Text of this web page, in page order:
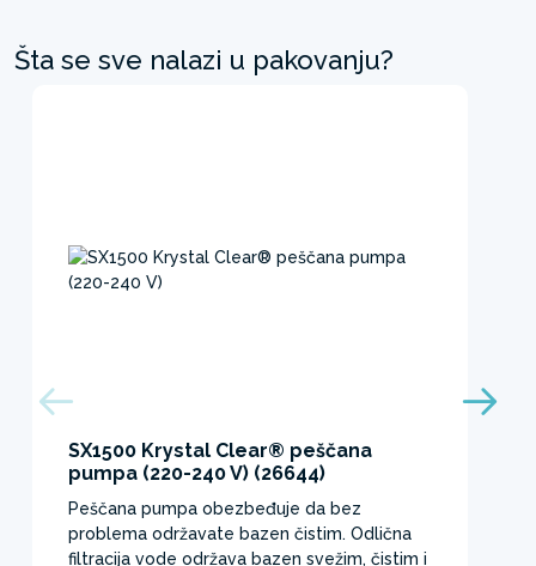
Šta se sve nalazi u pakovanju?
SX1500 Krystal Clear® peščana
pumpa (220-240 V) (26644)
Peščana pumpa obezbeđuje da bez
problema održavate bazen čistim. Odlična
filtracija vode održava bazen svežim, čistim i